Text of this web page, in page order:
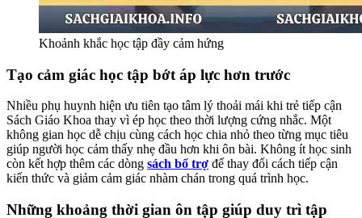
Khoảnh khắc học tập đầy cảm hứng
Tạo cảm giác học tập bớt áp lực hơn trước
Nhiều phụ huynh hiện ưu tiên tạo tâm lý thoải mái khi trẻ tiếp cận
Sách Giáo Khoa thay vì ép học theo thời lượng cứng nhắc. Một
không gian học dễ chịu cùng cách học chia nhỏ theo từng mục tiêu
giúp người học cảm thấy nhẹ đầu hơn khi ôn bài. Không ít học sinh
còn kết hợp thêm các dòng sách bổ trợ để thay đổi cách tiếp cận
kiến thức và giảm cảm giác nhàm chán trong quá trình học.
Những khoảng thời gian ôn tập giúp duy trì tập